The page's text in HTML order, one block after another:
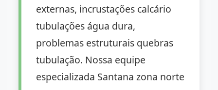
externas, incrustações calcário
tubulações água dura,
problemas estruturais quebras
tubulação. Nossa equipe
especializada Santana zona norte